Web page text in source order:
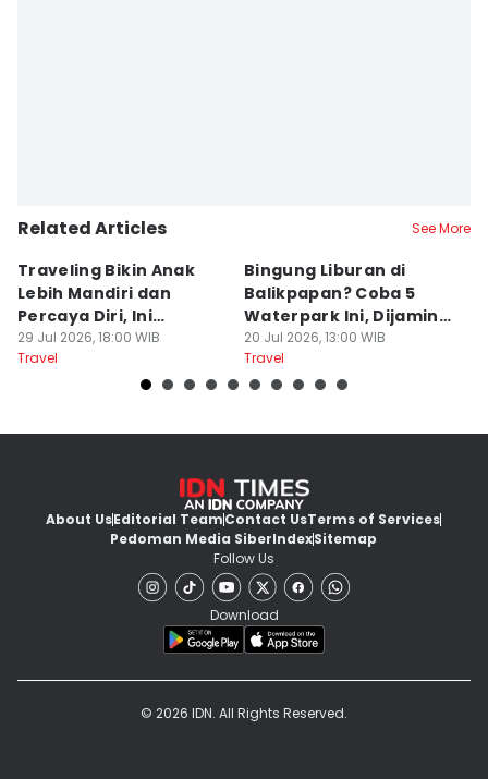
Related Articles See More
Traveling Bikin Anak
Lebih Mandiri dan
Percaya Diri, Ini
Penjelasan Psikolog
29 Jul 2026, 18:00 WIB
Travel
Bingung Liburan di
Balikpapan? Coba 5
Waterpark Ini, Dijamin
Bikin Betah
20 Jul 2026, 13:00 WIB
Travel
About UsEditorial TeamContact UsTerms of Services
Pedoman Media SiberIndexSitemap
Follow Us
Download
© 2026 IDN. All Rights Reserved.